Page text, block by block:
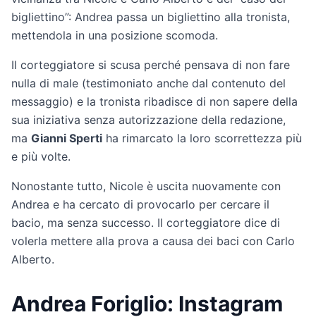
bigliettino”: Andrea passa un bigliettino alla tronista,
mettendola in una posizione scomoda.
Il corteggiatore si scusa perché pensava di non fare
nulla di male (testimoniato anche dal contenuto del
messaggio) e la tronista ribadisce di non sapere della
sua iniziativa senza autorizzazione della redazione,
ma Gianni Sperti ha rimarcato la loro scorrettezza più
e più volte.
Nonostante tutto, Nicole è uscita nuovamente con
Andrea e ha cercato di provocarlo per cercare il
bacio, ma senza successo. Il corteggiatore dice di
volerla mettere alla prova a causa dei baci con Carlo
Alberto.
Andrea Foriglio: Instagram